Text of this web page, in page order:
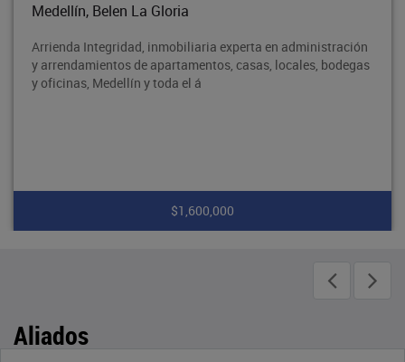
Medellín, Belen La Gloria
Arrienda Integridad, inmobiliaria experta en administración
y arrendamientos de apartamentos, casas, locales, bodegas
y oficinas, Medellín y toda el á
$1,600,000
Aliados